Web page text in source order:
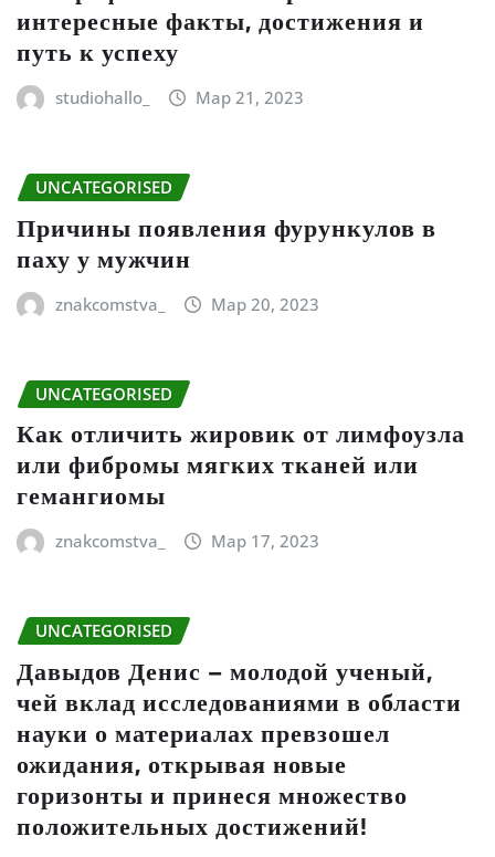
интересные факты, достижения и
путь к успеху
studiohallo_ Мар 21, 2023
UNCATEGORISED
Причины появления фурункулов в
паху у мужчин
znakcomstva_ Мар 20, 2023
UNCATEGORISED
Как отличить жировик от лимфоузла
или фибромы мягких тканей или
гемангиомы
znakcomstva_ Мар 17, 2023
UNCATEGORISED
Давыдов Денис – молодой ученый,
чей вклад исследованиями в области
науки о материалах превзошел
ожидания, открывая новые
горизонты и принеся множество
положительных достижений!